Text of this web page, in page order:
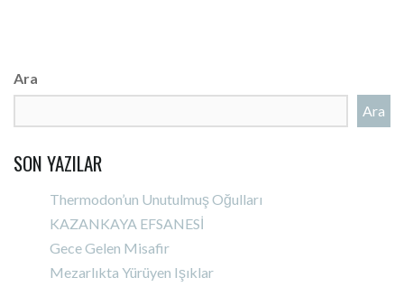
Ara
Ara
SON YAZILAR
Thermodon’un Unutulmuş Oğulları
KAZANKAYA EFSANESİ
Gece Gelen Misafir
Mezarlıkta Yürüyen Işıklar